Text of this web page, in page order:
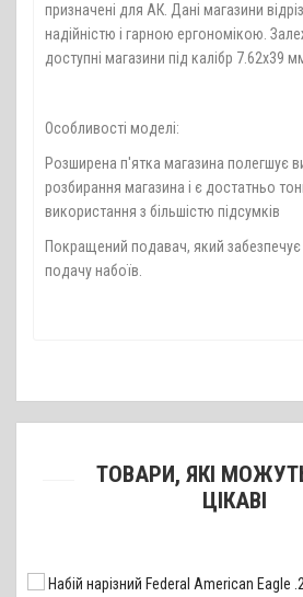
призначені для АК. Дані магазини
надійністю і гарною ергономікою.
доступні магазини під калібр 7.62х39
Особливості моделі:
Розширена п'ятка магазина полегшує
розбирання магазина і є достатньо
використання з більшістю підсумків
Покращений подавач, який забезпечує
подачу набоїв.
ТОВАРИ, ЯКІ
ЦІКАВІ